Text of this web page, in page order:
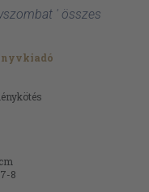
' összes
8